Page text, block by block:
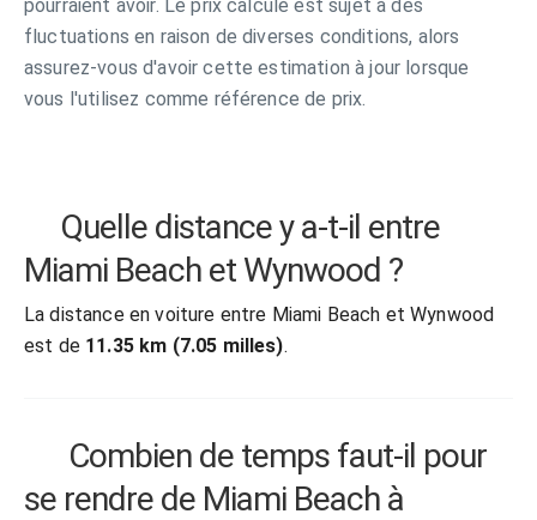
pourraient avoir. Le prix calculé est sujet à des
fluctuations en raison de diverses conditions, alors
assurez-vous d'avoir cette estimation à jour lorsque
vous l'utilisez comme référence de prix.
Quelle distance y a-t-il entre
Miami Beach et Wynwood ?
La distance en voiture entre Miami Beach et Wynwood
est de 11.35 km (7.05 milles).
Combien de temps faut-il pour
se rendre de Miami Beach à